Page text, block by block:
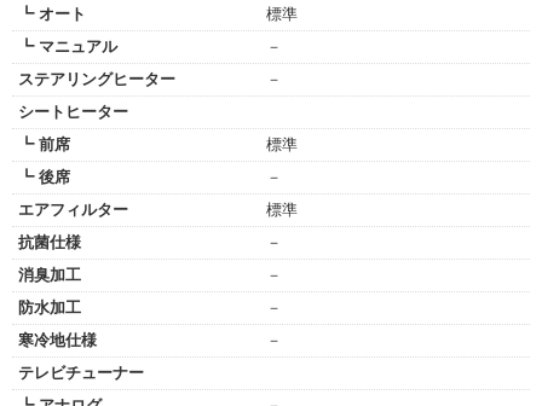
┗ オート
標準
┗ マニュアル
－
ステアリングヒーター
－
シートヒーター
┗ 前席
標準
┗ 後席
－
エアフィルター
標準
抗菌仕様
－
消臭加工
－
防水加工
－
寒冷地仕様
－
テレビチューナー